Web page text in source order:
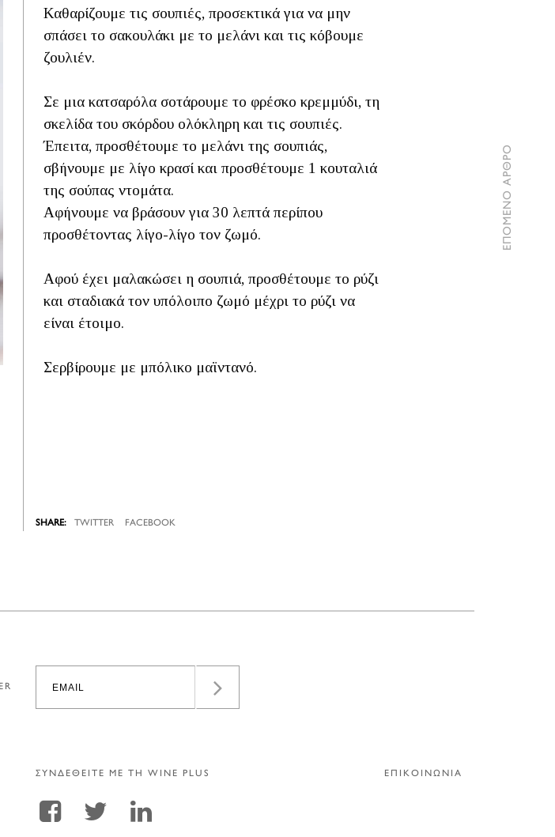
ΕΠΟΜΕΝΟ ΑΡΘΡΟ
Καθαρίζουμε τις σουπιές, προσεκτικά για να μην
σπάσει το σακουλάκι με το μελάνι και τις κόβουμε
ζουλιέν.
Σε μια κατσαρόλα σοτάρουμε το φρέσκο κρεμμύδι, τη
σκελίδα του σκόρδου ολόκληρη και τις σουπιές.
Έπειτα, προσθέτουμε το μελάνι της σουπιάς,
σβήνουμε με λίγο κρασί και προσθέτουμε 1 κουταλιά
της σούπας ντομάτα.
Αφήνουμε να βράσουν για 30 λεπτά περίπου
προσθέτοντας λίγο-λίγο τον ζωμό.
Αφού έχει μαλακώσει η σουπιά, προσθέτουμε το ρύζι
και σταδιακά τον υπόλοιπο ζωμό μέχρι το ρύζι να
είναι έτοιμο.
Σερβίρουμε με μπόλικο μαϊντανό.
TWITTER FACEBOOK
ΣΥΝΔΕΘΕΙΤΕ ΜΕ ΤΗ WINE PLUS ΕΠΙΚΟΙΝΩΝΙΑ